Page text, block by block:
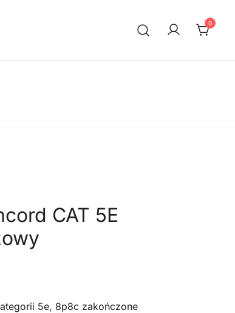
0
CAT 5E
5e, 8p8c zakończone